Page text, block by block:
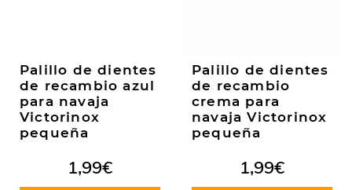
Palillo de dientes
de recambio azul
para navaja
Victorinox
pequeña
1,99€
Palillo de dientes
de recambio
crema para
navaja Victorinox
pequeña
1,99€